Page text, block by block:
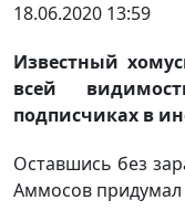
18.06.2020 13:59
Известный
всей
подписчиках в
Оставшись без
Аммосов придумал